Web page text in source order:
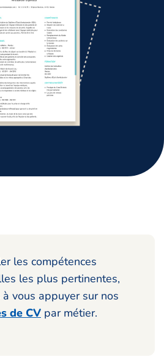
les compétences
les plus pertinentes,
à vous appuyer sur nos
de CV par métier.